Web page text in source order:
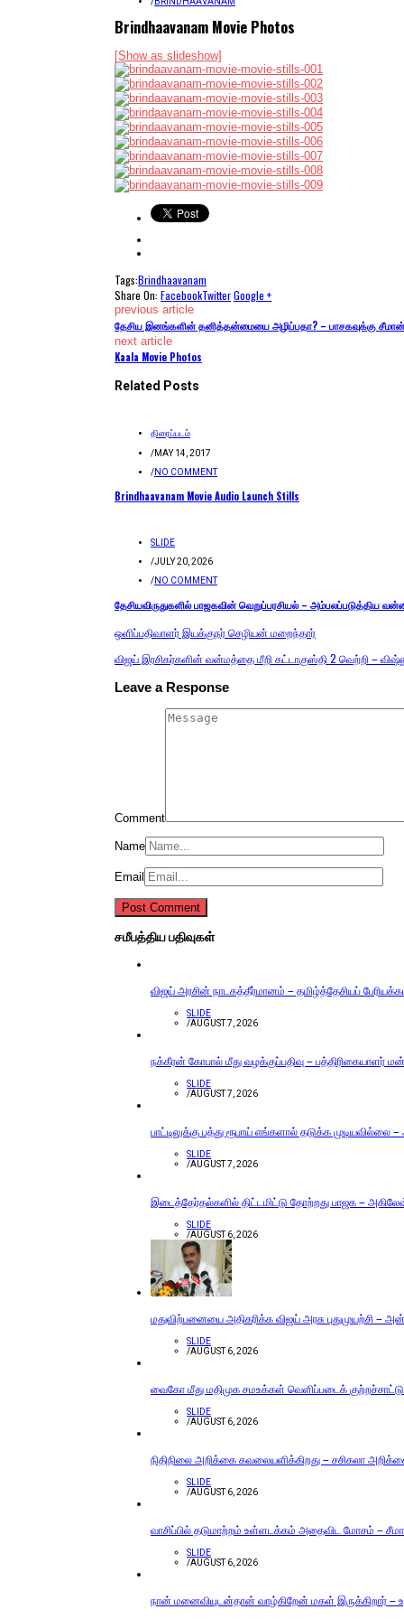
Brindhaavanam Movie Photos
[Show as slideshow]
Tags:Brindhaavanam
Share On: FacebookTwitterGoogle +
previous article
தேசிய இனங்களின் தனித்தன்மையை அழிப்பதா? – பாசகவுக்கு
next article
Kaala Movie Photos
Related Posts
திரைப்படம்
/MAY 14, 2017
/NO COMMENT
Brindhaavanam Movie Audio Launch Stills
SLIDE
/JULY 20, 2026
/NO COMMENT
தேசியவிருதுகளில் பாஜகவின் வெறுப்பரசியல் – அம்பலப்படுத்திய
ஒளிப்பதிவாளர் இயக்குநர் செழியன் மறைந்தார்
விஜய் இரசிகர்களின் வன்மத்தை மீறி கட்டாகுஸ்தி 2 வெற்றி –
Leave a Response
Comment
Name
Email
சமீபத்திய பதிவுகள்
விஜய் அரசின் நாடகத்தீர்மானம் – தமிழ்த்தேசியப்
SLIDE
/AUGUST 7, 2026
நக்கீரன் கோபால் மீது வழக்குப்பதிவு –
SLIDE
/AUGUST 7, 2026
பாட்டிலுக்கு பத்து ரூபாய் எங்களால் தடுக்க முடியவில்லை
SLIDE
/AUGUST 7, 2026
இடைத்தேர்தல்களில் திட்டமிட்டு தோற்றது பாஜக – அகிலேஷ்
SLIDE
/AUGUST 6, 2026
மதுவிற்பனையை அதிகரிக்க விஜய் அரசு புதுமுயற்சி –
SLIDE
/AUGUST 6, 2026
வைகோ மீது மதிமுக சமஉக்கள் வெளிப்படைக் குற்றச்சாட்டு
SLIDE
/AUGUST 6, 2026
நிதிநிலை அறிக்கை கவலையளிக்கிறது – சசிகலா
SLIDE
/AUGUST 6, 2026
வாசிப்பில் தடுமாற்றம் உள்ளடக்கம் அதைவிட மோசம் –
SLIDE
/AUGUST 6, 2026
நான் மனைவியுடன்தான் வாழ்கிறேன் மகள் இருக்கிறார் –